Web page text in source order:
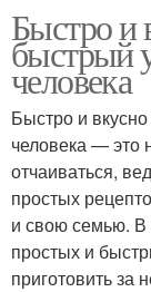
Быстро и
быстрый
человека
Быстро и
человека — это
отчаиваться,
простых
и свою семью. В
простых и
приготовить за